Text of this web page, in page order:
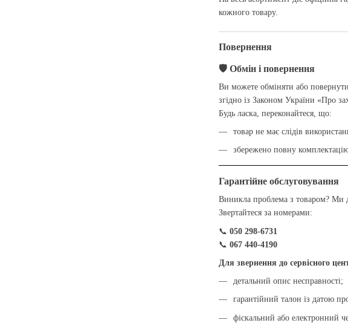
кожного товару.
Повернення
🛡 Обмін і повернення
Ви можете обміняти або
згідно із Законом України «Про
Будь ласка, переконайтеся, що:
товар не має слідів
збережено повну
Гарантійне обслуговування
Виникла проблема з товаром? Ми
Звертайтеся за номерами:
📞 050 298-6731
📞 067 440-4190
Для звернення до сервісного
детальний опис несправності;
гарантійний талон із датою
фіскальний або електронний